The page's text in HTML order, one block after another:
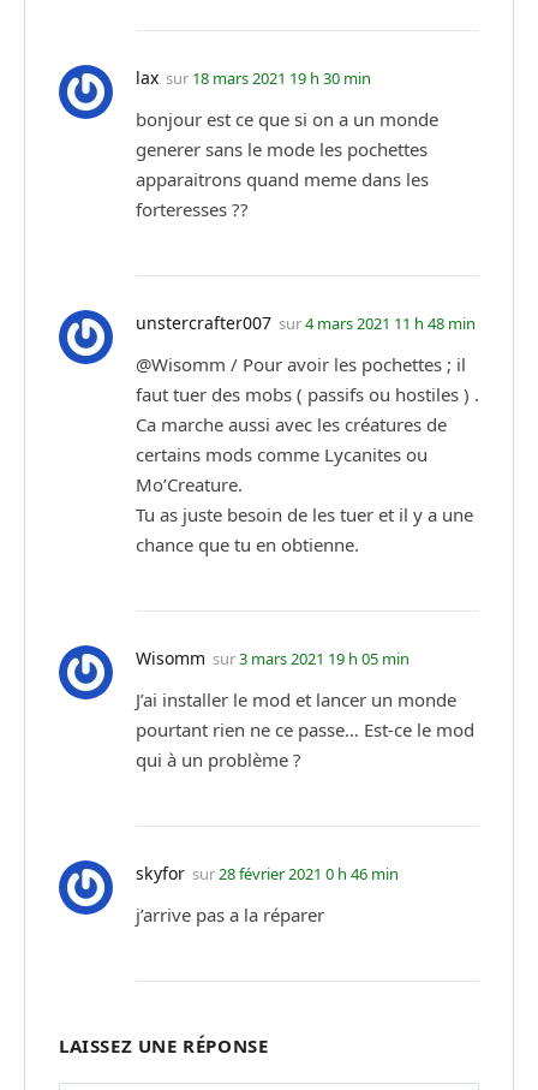
lax sur 18 mars 2021 19 h 30 min
bonjour est ce que si on a un monde
generer sans le mode les pochettes
apparaitrons quand meme dans les
forteresses ??
unstercrafter007 sur4 mars 2021 11 h 48 min
@Wisomm / Pour avoir les pochettes ; il
faut tuer des mobs ( passifs ou hostiles ) .
Ca marche aussi avec les créatures de
certains mods comme Lycanites ou
Mo’Creature.
Tu as juste besoin de les tuer et il y a une
chance que tu en obtienne.
Wisomm sur3 mars 2021 19 h 05 min
J’ai installer le mod et lancer un monde
pourtant rien ne ce passe… Est-ce le mod
qui à un problème ?
skyfor sur28 février 2021 0 h 46 min
j’arrive pas a la réparer
LAISSEZ UNE RÉPONSE